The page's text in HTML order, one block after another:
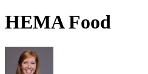
HEMA Food